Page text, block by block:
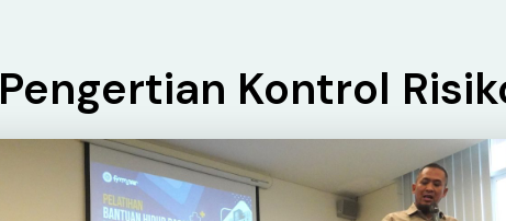
Pengertian Kontrol